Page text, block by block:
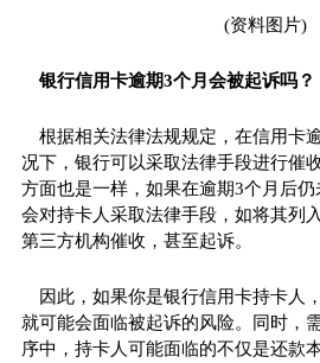
(资料图片)
银行信用卡逾期3个月会被起诉吗？
根据相关法律法规规定，在信用卡
况下，银行可以采取法律手段进行催
方面也是一样，如果在逾期3个月后
会对持卡人采取法律手段，如将其列
第三方机构催收，甚至起诉。
因此，如果你是银行信用卡持卡人
就可能会面临被起诉的风险。同时，
序中，持卡人可能面临的不仅是还款